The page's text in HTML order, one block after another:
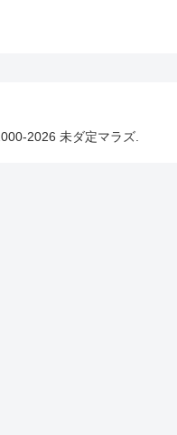
2026 未ダ定マラズ.